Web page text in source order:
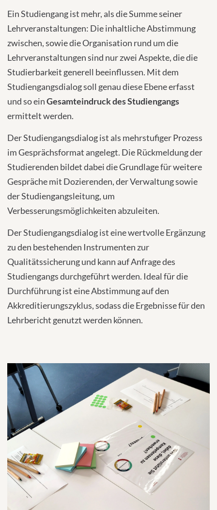
Ein Studiengang ist mehr, als die Summe seiner
Lehrveranstaltungen: Die inhaltliche Abstimmung
zwischen, sowie die Organisation rund um die
Lehrveranstaltungen sind nur zwei Aspekte, die die
Studierbarkeit generell beeinflussen. Mit dem
Studiengangsdialog soll genau diese Ebene erfasst
und so einGesamteindruck des Studiengangs
ermittelt werden.
Der Studiengangsdialog ist als mehrstufiger Prozess
im Gesprächsformat angelegt. Die Rückmeldung der
Studierenden bildet dabei die Grundlage für weitere
Gespräche mit Dozierenden, der Verwaltung sowie
der Studiengangsleitung, um
Verbesserungsmöglichkeiten abzuleiten.
Der Studiengangsdialog ist eine wertvolle Ergänzung
zu den bestehenden Instrumenten zur
Qualitätssicherung und kann auf Anfrage des
Studiengangs durchgeführt werden. Ideal für die
Durchführung ist eine Abstimmung auf den
Akkreditierungszyklus, sodass die Ergebnisse für den
Lehrbericht genutzt werden können.